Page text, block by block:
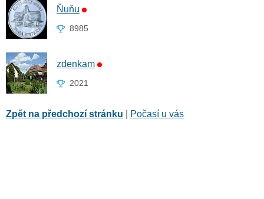
Ňuňu
8985
zdenkam
2021
Zpět na předchozí stránku Počasí u vás